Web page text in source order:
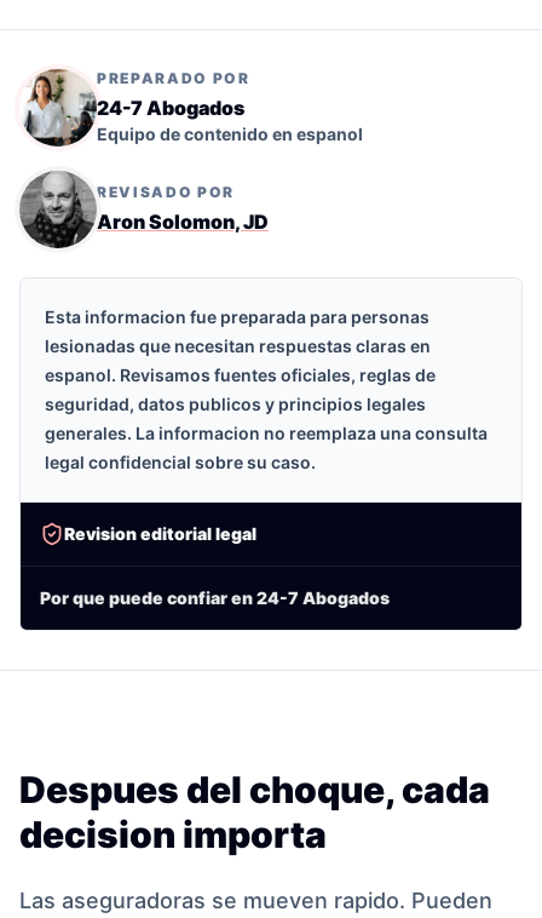
PREPARADO POR
24-7 Abogados
Equipo de contenido en espanol
REVISADO POR
Aron Solomon, JD
Esta informacion fue preparada para personas
lesionadas que necesitan respuestas claras en
espanol. Revisamos fuentes oficiales, reglas de
seguridad, datos publicos y principios legales
generales. La informacion no reemplaza una consulta
legal confidencial sobre su caso.
Revision editorial legal
Por que puede confiar en 24-7 Abogados
Despues del choque, cada
decision importa
Las aseguradoras se mueven rapido. Pueden